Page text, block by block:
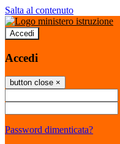
Salta al contenuto
Accedi
Accedi
button close ×
Password dimenticata?